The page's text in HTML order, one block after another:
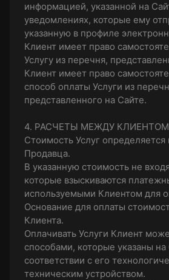
информацией, указанной на
уведомлениях, которые ему
указанную в профиле
Клиент имеет право
Услугу из перечня,
Клиент имеет право
способ оплаты Услуги из
представленного на Сайте.
4. РАСЧЕТЫ МЕЖДУ
Стоимость Услуг определяется
Продавца.
В указанную стоимость не
которые взыскиваются
используемыми Клиентом для
Основание для оплаты
Клиента.
Оплачивать Услуги Клиент
способами, которые указаны на
соответствии с его
техническим устройством.